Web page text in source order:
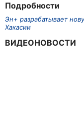
Подробности
Эн+ разрабатывает
Хакасии
ВИДЕОНОВОСТИ